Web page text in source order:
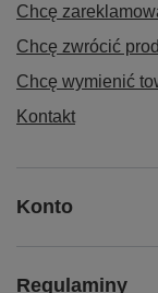
Chcę
Chcę zwrócić
Chcę wymienić
Kontakt
Konto
Regulaminy